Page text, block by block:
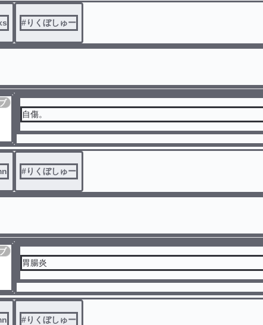
#りくぼしゅー
自傷。
#りくぼしゅー
胃腸炎
#りくぼしゅー